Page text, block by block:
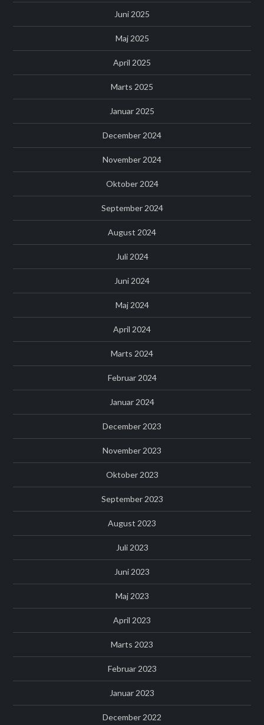
Juni 2025
Maj 2025
April 2025
Marts 2025
Januar 2025
December 2024
November 2024
Oktober 2024
September 2024
August 2024
Juli 2024
Juni 2024
Maj 2024
April 2024
Marts 2024
Februar 2024
Januar 2024
December 2023
November 2023
Oktober 2023
September 2023
August 2023
Juli 2023
Juni 2023
Maj 2023
April 2023
Marts 2023
Februar 2023
Januar 2023
December 2022